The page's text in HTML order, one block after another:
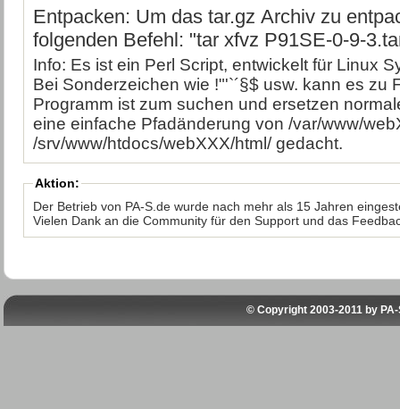
Entpacken: Um das tar.gz Archiv zu
folgenden Befehl: "tar xfvz P91SE-0-9-
Info: Es ist ein Perl Script, entwickelt für Linux
Bei Sonderzeichen wie !"'`´§$ usw. kann es zu
Programm ist zum suchen und ersetzen
eine einfache Pfadänderung von /var/www/
/srv/www/htdocs/webXXX/html/ gedacht.
Aktion:
Der Betrieb von PA-S.de wurde nach mehr als 15 Jahren
Vielen Dank an die Community für den Support und das
© Copyright 2003-2011 by